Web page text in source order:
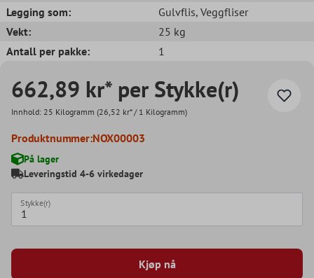
Legging som:
Gulvflis, Veggfliser
Vekt:
25 kg
Antall per pakke:
1
662,89 kr* per Stykke(r)
Innhold: 25 Kilogramm (26,52 kr* / 1 Kilogramm)
Produktnummer:NOX00003
På lager
Leveringstid 4-6 virkedager
Stykke(r)
Kjøp nå